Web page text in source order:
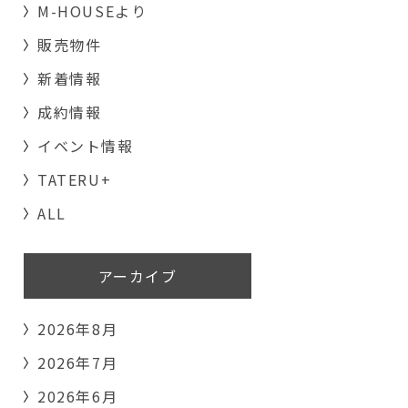
M-HOUSEより
販売物件
新着情報
成約情報
イベント情報
TATERU+
ALL
アーカイブ
2026年8月
2026年7月
2026年6月